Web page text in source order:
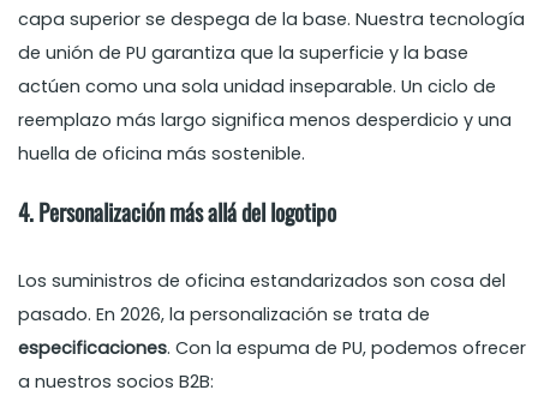
capa superior se despega de la base. Nuestra tecnología
de unión de PU garantiza que la superficie y la base
actúen como una sola unidad inseparable. Un ciclo de
reemplazo más largo significa menos desperdicio y una
huella de oficina más sostenible.
4. Personalización más allá del logotipo
Los suministros de oficina estandarizados son cosa del
pasado. En 2026, la personalización se trata de
especificaciones. Con la espuma de PU, podemos ofrecer
a nuestros socios B2B: